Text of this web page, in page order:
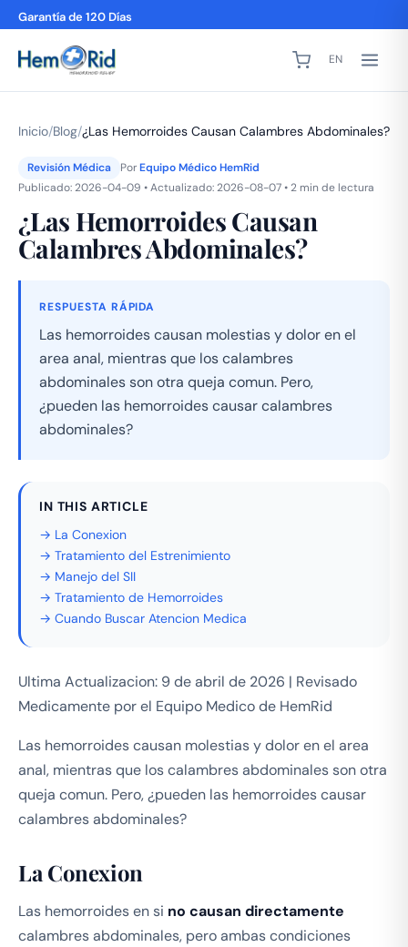
Garantía de 120 Días
EN
Inicio/Blog/¿Las Hemorroides Causan Calambres Abdominales?
Revisión Médica PorEquipo Médico HemRid
Publicado: 2026-04-09 • Actualizado: 2026-08-07 • 2 min de lectura
¿Las Hemorroides Causan
Calambres Abdominales?
RESPUESTA RÁPIDA
Las hemorroides causan molestias y dolor en el
area anal, mientras que los calambres
abdominales son otra queja comun. Pero,
¿pueden las hemorroides causar calambres
abdominales?
IN THIS ARTICLE
→ La Conexion
→ Tratamiento del Estrenimiento
→ Manejo del SII
→ Tratamiento de Hemorroides
→ Cuando Buscar Atencion Medica
Ultima Actualizacion: 9 de abril de 2026 | Revisado
Medicamente por el Equipo Medico de HemRid
Las hemorroides causan molestias y dolor en el area
anal, mientras que los calambres abdominales son otra
queja comun. Pero, ¿pueden las hemorroides causar
calambres abdominales?
La Conexion
Las hemorroides en si no causan directamente
calambres abdominales, pero ambas condiciones